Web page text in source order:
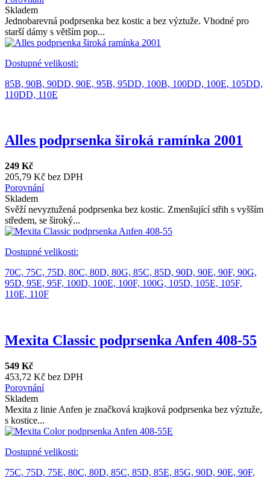
Skladem
Jednobarevná podprsenka bez kostic a bez výztuže. Vhodné pro
starší dámy s větším pop...
Dostupné velikosti:
85B, 90B, 90DD, 90E, 95B, 95DD, 100B, 100DD, 100E, 105DD,
110DD, 110E
Alles podprsenka široká ramínka 2001
249 Kč
205,79 Kč bez DPH
Porovnání
Skladem
Svěží nevyztužená podprsenka bez kostic. Zmenšující střih s vyšším
středem, se široký...
Dostupné velikosti:
70C, 75C, 75D, 80C, 80D, 80G, 85C, 85D, 90D, 90E, 90F, 90G,
95D, 95E, 95F, 100D, 100E, 100F, 100G, 105D, 105E, 105F,
110E, 110F
Mexita Classic podprsenka Anfen 408-55
549 Kč
453,72 Kč bez DPH
Porovnání
Skladem
Mexita z linie Anfen je značková krajková podprsenka bez výztuže,
s kostice...
Dostupné velikosti:
75C, 75D, 75E, 80C, 80D, 85C, 85D, 85E, 85G, 90D, 90E, 90F,